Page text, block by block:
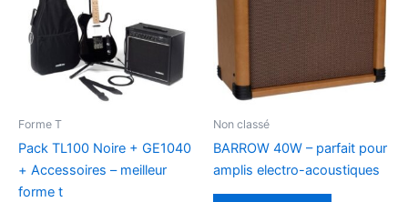
Forme T
Pack TL100 Noire + GE1040
+ Accessoires – meilleur
forme t
Non classé
BARROW 40W – parfait pour
amplis electro-acoustiques